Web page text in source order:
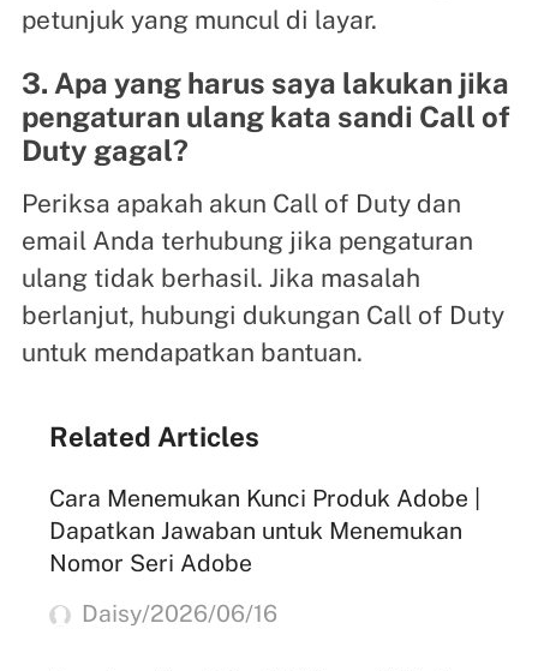
petunjuk yang muncul di layar.
3. Apa yang harus saya lakukan jika
pengaturan ulang kata sandi Call of
Duty gagal?
Periksa apakah akun Call of Duty dan
email Anda terhubung jika pengaturan
ulang tidak berhasil. Jika masalah
berlanjut, hubungi dukungan Call of Duty
untuk mendapatkan bantuan.
Related Articles
Cara Menemukan Kunci Produk Adobe |
Dapatkan Jawaban untuk Menemukan
Nomor Seri Adobe
Daisy/2026/06/16